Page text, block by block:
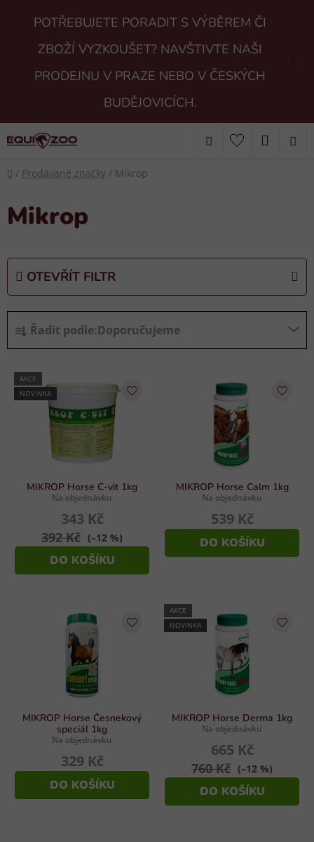
POTŘEBUJETE PORADIT S VÝBĚREM ČI
ZBOŽÍ VYZKOUŠET? NAVŠTIVTE NAŠI
PRODEJNU V PRAZE NEBO V ČESKÝCH
BUDĚJOVICÍCH.
Hledat
Domů
/ Prodávané značky / Mikrop
Mikrop
OTEVŘÍT FILTR
Ř
a
z
e
n
Řadit podle:Doporučujeme
V
ý
k
AKCE
NOVINKA
MIKROP Horse C-vit 1kg
Na objednávku
343 Kč
392 Kč (–12 %)
DO KOŠÍKU
MIKROP Horse Calm 1kg
Na objednávku
539 Kč
DO KOŠÍKU
MIKROP Horse Česnekový
speciál 1kg
Na objednávku
329 Kč
DO KOŠÍKU
AKCE
NOVINKA
MIKROP Horse Derma 1kg
Na objednávku
665 Kč
760 Kč (–12 %)
DO KOŠÍKU